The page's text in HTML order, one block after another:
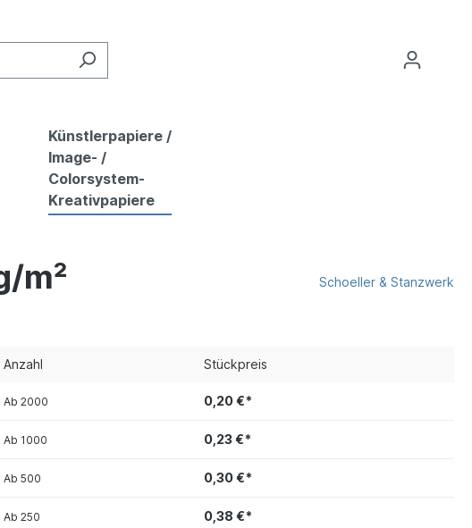
Künstlerpapiere /
Image- /
Colorsystem-
Kreativpapiere
m² Schoeller & Stanzwerk
Anzahl Stückpreis
Ab 250 0,38 €*
Ab 500 0,30 €*
Ab 1000 0,23 €*
Ab 2000 0,20 €*